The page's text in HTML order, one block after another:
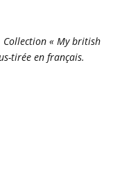
Collection « My british
tirée en français.